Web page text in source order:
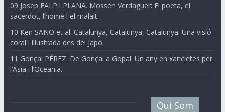
09 Josep FALP i PLANA. Mossèn Verdaguer: El poeta, el
sacerdot, l’home i el malalt.
10 Ken SANO et al. Catalunya, Catalunya, Catalunya: Una visió
coral i il·lustrada des del Japó.
11 Gonçal PÉREZ. De Gonçal a Gopal: Un any en xancletes per
l’Àsia i l’Oceania.
Qui Som